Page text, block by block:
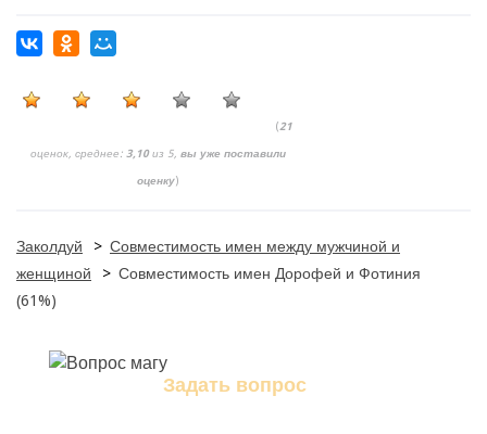
(21
оценок, среднее: 3,10из 5, вы уже поставили
оценку)
Заколдуй > Совместимость имен между мужчиной и
женщиной
> Совместимость имен Дорофей и Фотиния
(61%)
Задать вопрос